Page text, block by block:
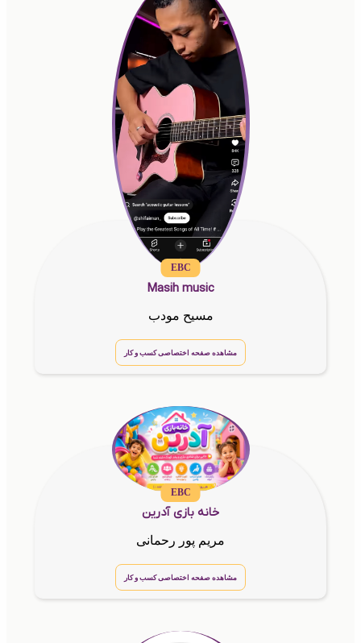
EBC
Masih music
مسیح مودب
مشاهده صفحه اختصاصی کسب و کار
EBC
خانه بازی آدرین
مریم پور رحمانی
مشاهده صفحه اختصاصی کسب و کار